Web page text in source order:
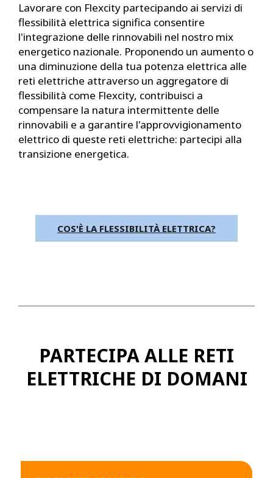
Lavorare con Flexcity partecipando ai servizi di
flessibilità elettrica significa consentire
l'integrazione delle rinnovabili nel nostro mix
energetico nazionale. Proponendo un aumento o
una diminuzione della tua potenza elettrica alle
reti elettriche attraverso un aggregatore di
flessibilità come Flexcity, contribuisci a
compensare la natura intermittente delle
rinnovabili e a garantire l'approvvigionamento
elettrico di queste reti elettriche: partecipi alla
transizione energetica.
COS'È LA FLESSIBILITÀ ELETTRICA?
PARTECIPA ALLE RETI
ELETTRICHE DI DOMANI